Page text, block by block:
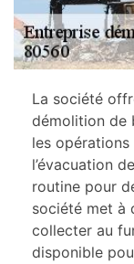
La société
démolition de
les
l’évacuation
routine pour
société met à
collecter au
disponible